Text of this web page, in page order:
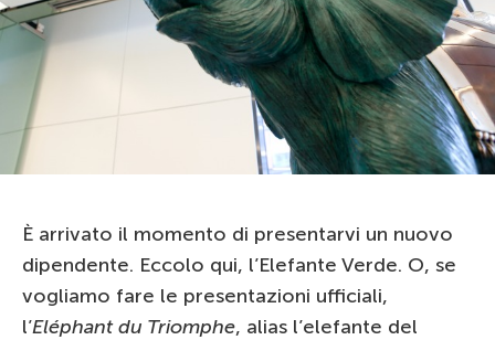
È arrivato il momento di presentarvi un nuovo
dipendente. Eccolo qui, l’Elefante Verde. O, se
vogliamo fare le presentazioni ufficiali,
l’Eléphant du Triomphe, alias l’elefante del